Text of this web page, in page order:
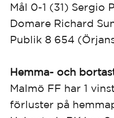
Mål 0-1 (31) Sergio
Domare Richard
Publik 8 654
Hemma- och
Malmö FF har 1
förluster på